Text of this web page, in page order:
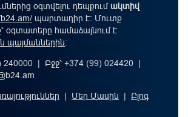
օգտվելու դեպքումակտիվ
պարտադիր է: Մուտք
օգտատերը համաձայնում է
պայմաններին։
240000 | Բջջ՝ +374 (99) 024420 |
| Մեր Մասին | Բլոգ